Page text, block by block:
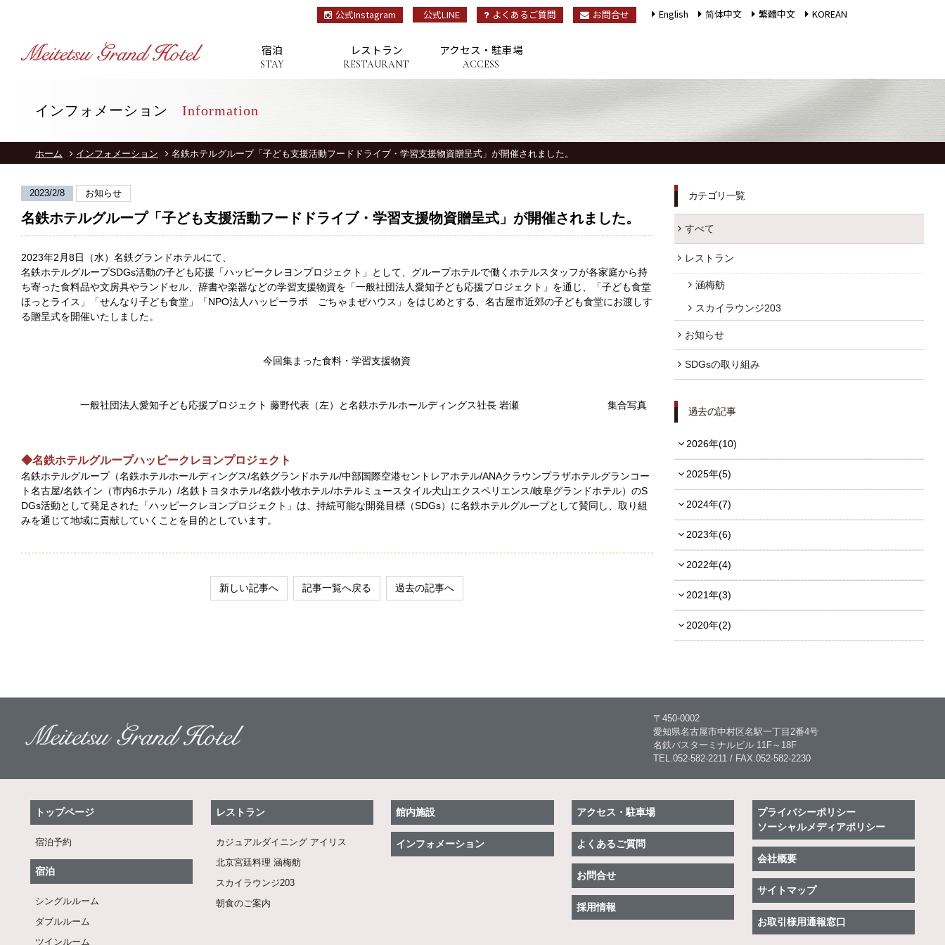
宿泊
STAY
レストラン
RESTAURANT
アクセス・駐車場
ACCESS
English 简体中文 繁體中文 KOREAN
公式Instagram 公式LINE よくあるご質問 お問合せ
STAY
RESTAURANT レストラン
アクセス
よくあるご質問
お取引様用通報窓口
リシー
会社概要
サイトマップ
FOLLOW US
レストラン予約
インフォメーション Information
ホーム インフォメーション 名鉄ホテルグループ「子ども支援活動フードドライブ・学習支援物資贈呈式」が開催されました。
2023/2/8 お知らせ
名鉄ホテルグループ「子ども支援活動フードドライブ・学習支援物資贈呈式」が開催されました。
2023年2月8日（水）名鉄グランドホテルにて、
名鉄ホテルグループSDGs活動の子ども応援「ハッピークレヨンプロジェクト」として、グループホテルで働くホテルスタッフが各家庭から持
ち寄った食料品や文房具やランドセル、辞書や楽器などの学習支援物資を「一般社団法人愛知子ども応援プロジェクト」を通じ、「子ども食堂
ほっとライス」「せんなり子ども食堂」「NPO法人ハッピーラボ ごちゃまぜハウス」をはじめとする、名古屋市近郊の子ども食堂にお渡しす
る贈呈式を開催いたしました。
今回集まった食料・学習支援物資
一般社団法人愛知子ども応援プロジェクト 藤野代表（左）と名鉄ホテルホールディングス社長 岩瀬 集合写真
◆名鉄ホテルグループハッピークレヨンプロジェクト
名鉄ホテルグループ（名鉄ホテルホールディングス/名鉄グランドホテル/中部国際空港セントレアホテル/ANAクラウンプラザホテルグランコー
ト名古屋/名鉄イン（市内6ホテル）/名鉄トヨタホテル/名鉄小牧ホテル/ホテルミュースタイル犬山エクスペリエンス/岐阜グランドホテル）のS
DGs活動として発足された「ハッピークレヨンプロジェクト」は、持続可能な開発目標（SDGs）に名鉄ホテルグループとして賛同し、取り組
みを通じて地域に貢献していくことを目的としています。
新しい記事へ 記事一覧へ戻る 過去の記事へ
カテゴリ一覧
すべて
レストラン
涵梅舫
スカイラウンジ203
お知らせ
SDGsの取り組み
過去の記事
2026年(10)
2025年(5)
2024年(7)
2023年(6)
2022年(4)
2021年(3)
2020年(2)
〒450-0002
愛知県名古屋市中村区名駅一丁目2番4号
名鉄バスターミナルビル 11F～18F
TEL.052-582-2211 / FAX.052-582-2230
トップページ
宿泊予約
宿泊
シングルルーム
ダブルルーム
ツインルーム
レストラン
カジュアルダイニング アイリス
北京宮廷料理 涵梅舫
スカイラウンジ203
朝食のご案内
館内施設
インフォメーション
アクセス・駐車場
よくあるご質問
お問合せ
採用情報
プライバシーポリシー
ソーシャルメディアポリシー
会社概要
サイトマップ
お取引様用通報窓口